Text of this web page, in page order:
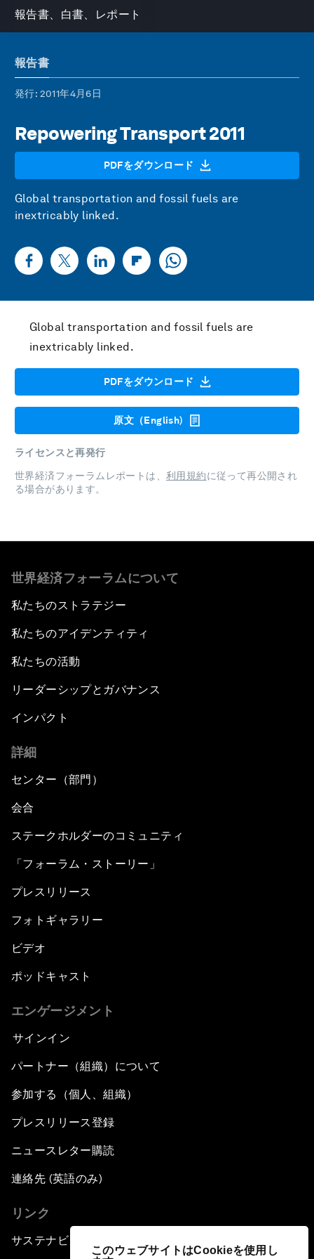
このウェブサイトはCookieを使用し
報告書、白書、レポート
報告書
発行: 2011年4月6日
Repowering Transport 2011
PDFをダウンロード
Global transportation and fossil fuels are
inextricably linked.
Global transportation and fossil fuels are
inextricably linked.
PDFをダウンロード
原文（English)
ライセンスと再発行
世界経済フォーラムレポートは、 利用規約に従って再公開され
る場合があります。
世界経済フォーラムについて
私たちのストラテジー
私たちのアイデンティティ
私たちの活動
リーダーシップとガバナンス
インパクト
詳細
センター（部門）
会合
ステークホルダーのコミュニティ
「フォーラム・ストーリー」
プレスリリース
フォトギャラリー
ビデオ
ポッドキャスト
エンゲージメント
サインイン
パートナー（組織）について
参加する（個人、組織）
プレスリリース登録
ニュースレター購読
連絡先 (英語のみ)
リンク
サステナビリティへの取り組み